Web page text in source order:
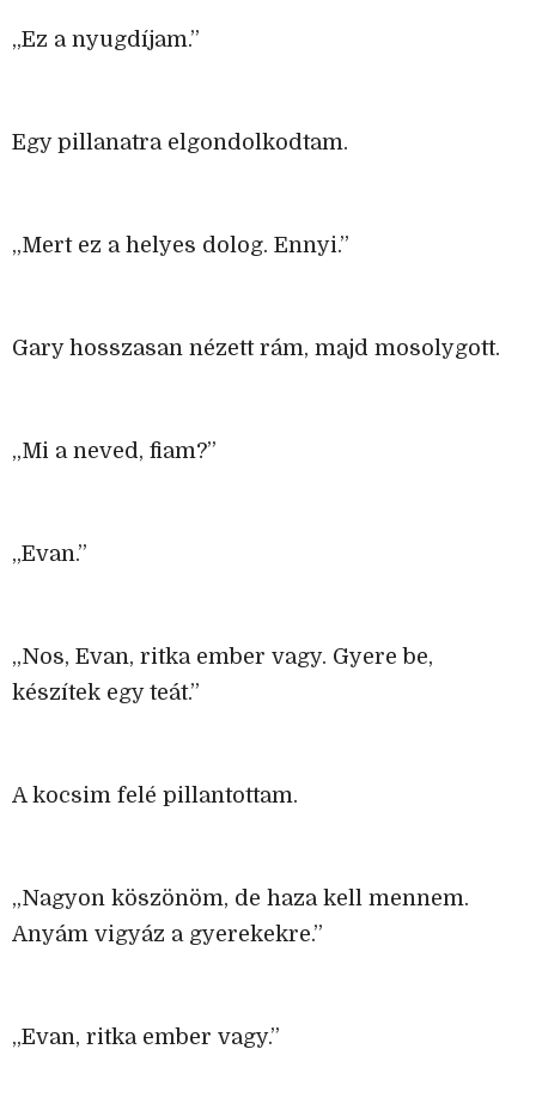
„Ez a nyugdíjam.”
Egy pillanatra elgondolkodtam.
„Mert ez a helyes dolog. Ennyi.”
Gary hosszasan nézett rám, majd mosolygott.
„Mi a neved, fiam?”
„Evan.”
„Nos, Evan, ritka ember vagy. Gyere be,
készítek egy teát.”
A kocsim felé pillantottam.
„Nagyon köszönöm, de haza kell mennem.
Anyám vigyáz a gyerekekre.”
„Evan, ritka ember vagy.”